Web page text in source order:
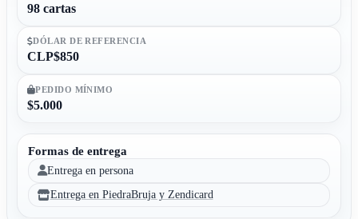
98 cartas
DÓLAR DE REFERENCIA
CLP$850
PEDIDO MÍNIMO
$5.000
Formas de entrega
Entrega en persona
Entrega en PiedraBruja y Zendicard